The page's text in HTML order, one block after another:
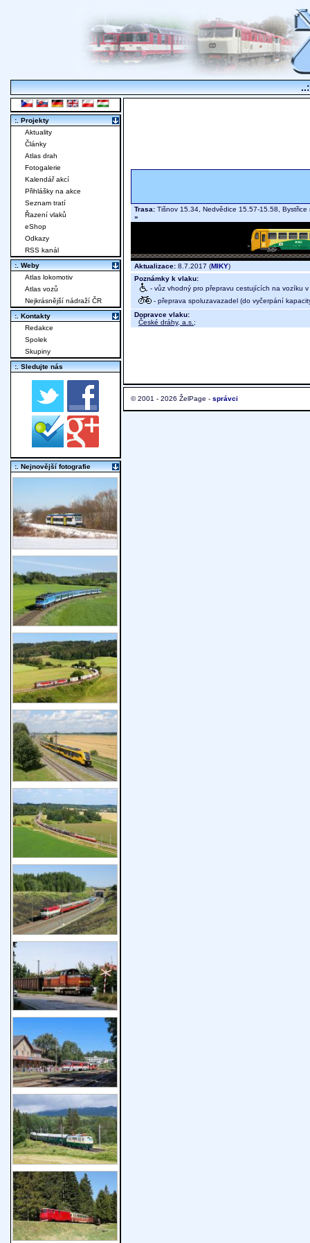
Trasa: Tišnov 15.34, Nedvědice 15.57-15.58,
»
Aktualizace: 8.7.2017 (MIKY)
Poznámky k vlaku:
- vůz vhodný pro přepravu cestujících na vozíku v
- přeprava spoluzavazadel (do vyčerpání
Dopravce vlaku:
České dráhy, a.s. ;
© 2001 - 2026 ŽelPage - správci
:. Projekty
Aktuality
Články
Atlas drah
Fotogalerie
Kalendář akcí
Přihlášky na akce
Seznam tratí
Řazení vlaků
eShop
Odkazy
RSS kanál
:. Weby
Atlas lokomotiv
Atlas vozů
Nejkrásnější nádraží ČR
:. Kontakty
Redakce
Spolek
Skupiny
:. Sledujte nás
:. Nejnovější fotografie